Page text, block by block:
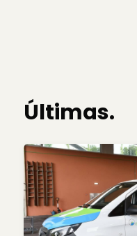
Últimas.